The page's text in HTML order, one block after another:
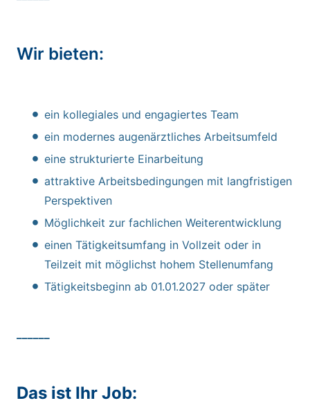
Wir bieten:
ein kollegiales und engagiertes Team
ein modernes augenärztliches Arbeitsumfeld
eine strukturierte Einarbeitung
attraktive Arbeitsbedingungen mit langfristigen
Perspektiven
Möglichkeit zur fachlichen Weiterentwicklung
einen Tätigkeitsumfang in Vollzeit oder in
Teilzeit mit möglichst hohem Stellenumfang
Tätigkeitsbeginn ab 01.01.2027 oder später
Das ist Ihr Job: